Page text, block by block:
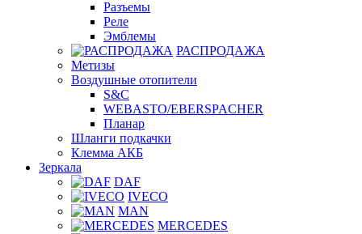
Разъемы
Реле
Эмблемы
РАСПРОДАЖА
Метизы
Воздушные отопители
S&C
WEBASTO/EBERSPACHER
Планар
Шланги подкачки
Клемма АКБ
Зеркала
DAF
IVECO
MAN
MERCEDES